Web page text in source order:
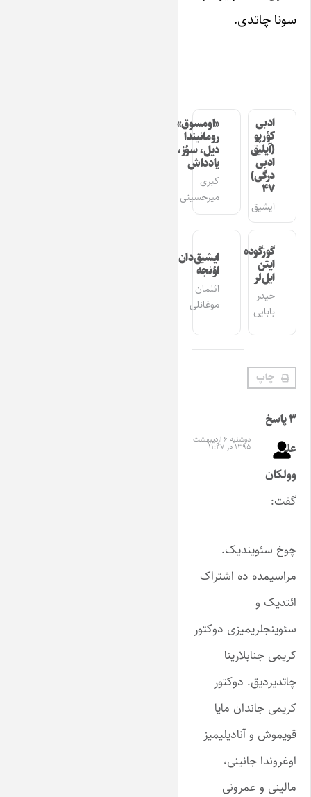
سونا چاتدی.
ادبی
کؤرپو
(آیلیق
ادبی
درگی)
۴۷
ایشیق
«اومسوق»
رومانیندا
دیل، سؤز،
یادداش
کبری
میرحسینی
گوزگوده
ایتن
ایل‌لر
حیدر
بابایی
ایشیق‌دان
اؤنجه
ائلمان
موغانلی
چاپ
۳ پاسخ
علی
وولکان
گفت:
دوشنبه ۶ اردیبهشت
۱۳۹۵ در ۱۱:۴۷
چوخ سئویندیک.
مراسیمده ده اشتراک
ائتدیک و
سئوینجلریمیزی دوکتور
کریمی جنابلارینا
چاتدیردیق. دوکتور
کریمی جاندان مایا
قویموش و آنادیلیمیز
اوغروندا جانینی،
مالینی و عمرونی